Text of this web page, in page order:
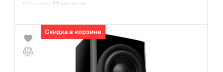
Гарантия: 12 месяцев
Скидка в корзине